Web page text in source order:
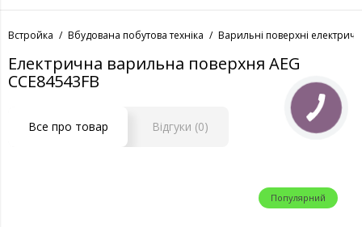
Встройка Вбудована побутова техніка Варильні поверхні
Електрична варильна поверхня AEG
CCE84543FB
Все про товар Відгуки (0)
Популярний